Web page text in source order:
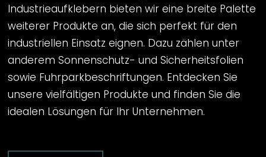
Industrieaufklebern bieten wir eine breite Palette
weiterer Produkte an, die sich perfekt für den
industriellen Einsatz eignen. Dazu zählen unter
anderem Sonnenschutz- und Sicherheitsfolien
sowie Fuhrparkbeschriftungen. Entdecken Sie
unsere vielfältigen Produkte und finden Sie die
idealen Lösungen für Ihr Unternehmen.